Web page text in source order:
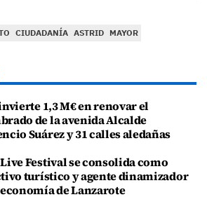
CIUDADANÍA ASTRID MAYOR
1,3 M€ en renovar el
de la avenida Alcalde
Suárez y 31 calles aledañas
Festival se consolida como
turístico y agente dinamizador
de Lanzarote